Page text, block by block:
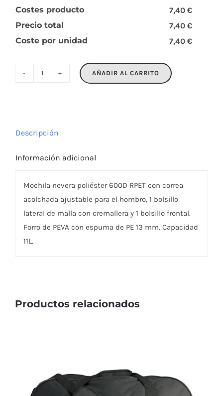
Costes producto
7,40 €
Precio total
7,40 €
Coste por unidad
7,40 €
AÑADIR AL CARRITO
Descripción
Información adicional
Mochila nevera poliéster 600D RPET con correa
acolchada ajustable para el hombro, 1 bolsillo
lateral de malla con cremallera y 1 bolsillo frontal.
Forro de PEVA con espuma de PE 13 mm. Capacidad
11L.
Productos relacionados